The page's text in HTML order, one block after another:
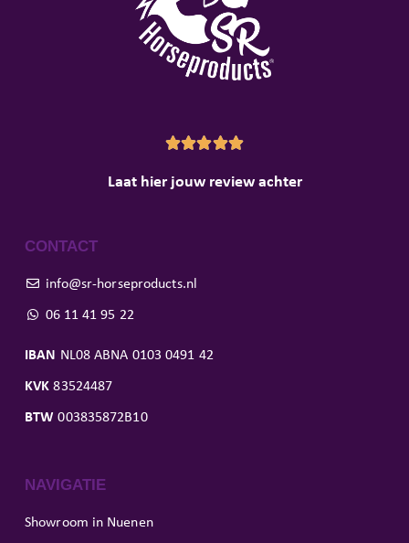

Laat hier jouw review achter
CONTACT
info@sr-horseproducts.nl
06 11 41 95 22
IBAN NL08 ABNA 0103 0491 42
KVK 83524487
BTW 003835872B10
NAVIGATIE
Showroom in Nuenen